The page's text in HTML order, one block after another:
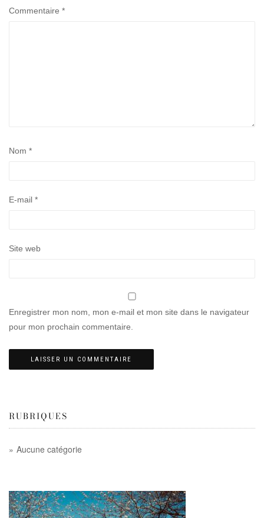
Commentaire *
Nom *
E-mail *
Site web
Enregistrer mon nom, mon e-mail et mon site dans le navigateur
pour mon prochain commentaire.
RUBRIQUES
Aucune catégorie